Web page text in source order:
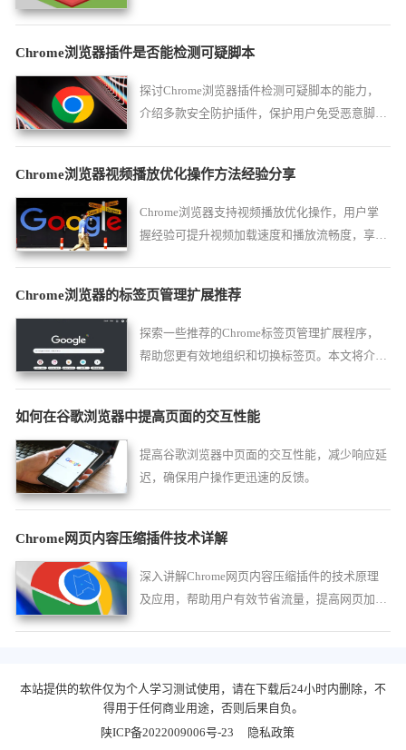
Chrome浏览器插件是否能检测可疑脚本
探讨Chrome浏览器插件检测可疑脚本的能力，
介绍多款安全防护插件，保护用户免受恶意脚本
Chrome浏览器视频播放优化操作方法经验分享
Chrome浏览器支持视频播放优化操作，用户掌
握经验可提升视频加载速度和播放流畅度，享受
Chrome浏览器的标签页管理扩展推荐
探索一些推荐的Chrome标签页管理扩展程序，
帮助您更有效地组织和切换标签页。本文将介绍
如何在谷歌浏览器中提高页面的交互性能
提高谷歌浏览器中页面的交互性能，减少响应延
迟，确保用户操作更迅速的反馈。
Chrome网页内容压缩插件技术详解
深入讲解Chrome网页内容压缩插件的技术原理
及应用，帮助用户有效节省流量，提高网页加载
本站提供的软件仅为个人学习测试使用，请在下载后24小时内删除，不
得用于任何商业用途，否则后果自负。
陕ICP备2022009006号-23
隐私政策